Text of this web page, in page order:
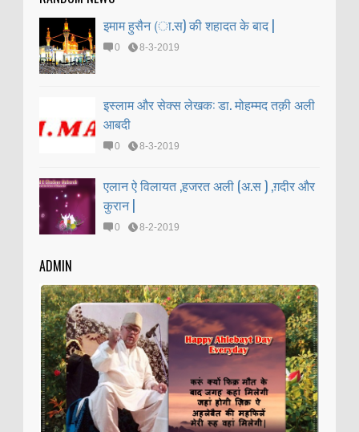
इमाम हुसैन (ा.स) की शहादत के बाद |
0 8-3-2019
इस्लाम और सेक्स लेखक: डा. मोहम्मद तक़ी अली
आबदी
0 8-3-2019
एलान ऐ विलायत ,हजरत अली (अ.स ) ,ग़दीर और
कुरान |
0 8-2-2019
ADMIN